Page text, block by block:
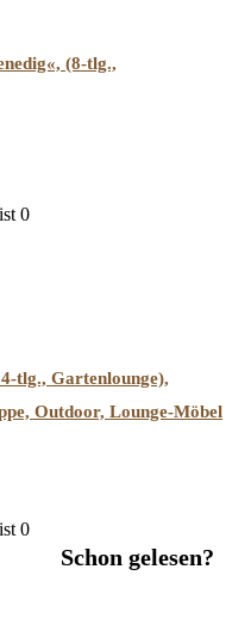
(8-tlg.,
0
tlg., Gartenlounge),
Outdoor, Lounge-Möbel
0
Schon gelesen?